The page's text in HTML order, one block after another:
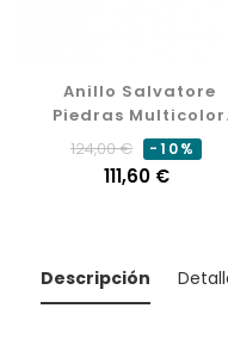
Anillo Salvatore
Piedras Multicolor
252S0051
Precio
normal
124,00 € -10%
111,60 €
Descripción